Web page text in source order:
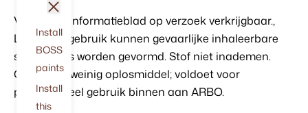
Veiligheidsinformatieblad op verzoek verkrijgbaar.,
Let op! Bij gebruik kunnen gevaarlijke inhaleerbare
stofdeeltjes worden gevormd. Stof niet inademen.
Geen/zeer weinig oplosmiddel; voldoet voor
professioneel gebruik binnen aan ARBO.
Install
BOSS
paints
Install
this
sluit